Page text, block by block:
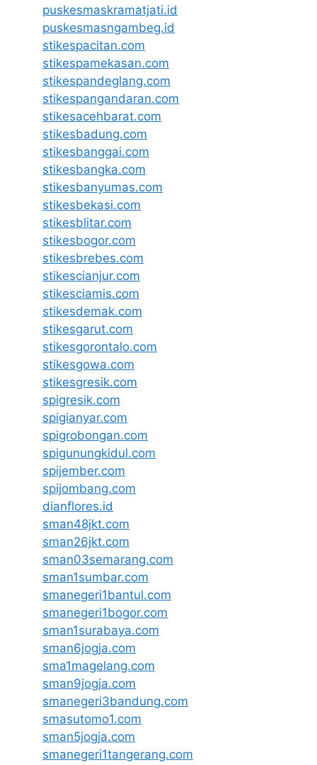
puskesmaskramatjati.id
puskesmasngambeg.id
stikespacitan.com
stikespamekasan.com
stikespandeglang.com
stikespangandaran.com
stikesacehbarat.com
stikesbadung.com
stikesbanggai.com
stikesbangka.com
stikesbanyumas.com
stikesbekasi.com
stikesblitar.com
stikesbogor.com
stikesbrebes.com
stikescianjur.com
stikesciamis.com
stikesdemak.com
stikesgarut.com
stikesgorontalo.com
stikesgowa.com
stikesgresik.com
spigresik.com
spigianyar.com
spigrobongan.com
spigunungkidul.com
spijember.com
spijombang.com
dianflores.id
sman48jkt.com
sman26jkt.com
sman03semarang.com
sman1sumbar.com
smanegeri1bantul.com
smanegeri1bogor.com
sman1surabaya.com
sman6jogja.com
sma1magelang.com
sman9jogja.com
smanegeri3bandung.com
smasutomo1.com
sman5jogja.com
smanegeri1tangerang.com